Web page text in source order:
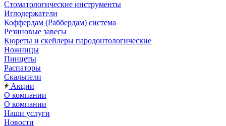
Стоматологические инструменты
Иглодержатели
Коффердам (Раббердам) система
Резиновые завесы
Кюреты и скейлеры пародонтологические
Ножницы
Пинцеты
Распаторы
Скальпели
Акции
О компании
О компании
Наши услуги
Новости